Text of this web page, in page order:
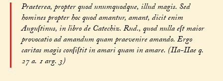
Praeterea, propter quod unumquodque, illud magis. Sed
homines propter hoc quod amantur, amant, dicit enim
Auguſtinus, in libro de Catechiz. Rud., quod nulla eſt maior
provocatio ad amandum quam praevenire amando. Ergo
caritas magis conſiſtit in amari quam in amare. (IIa-IIae q.
27 a. 1 arg. 3)